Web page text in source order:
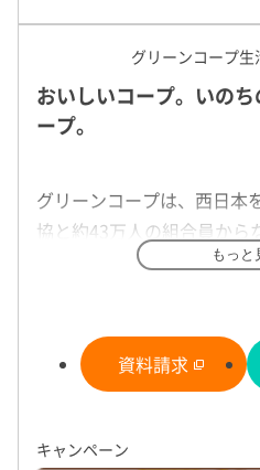
特
基本
カタロ
配達割引制度やいろ
毎日の子育てを応援！
ど、さまざまなサービスやと
レルギー対応商品も充実いてい
グリーンコープ
おいしいコープ。いの
ープ。
グリーンコープは、西日本
協と約43万人の組合員から
員が開発した安心・安全な
特長
もっと
資料請求
キャンペーン